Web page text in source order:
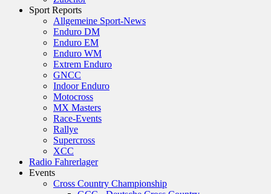
Sport Reports
Allgemeine Sport-News
Enduro DM
Enduro EM
Enduro WM
Extrem Enduro
GNCC
Indoor Enduro
Motocross
MX Masters
Race-Events
Rallye
Supercross
XCC
Radio Fahrerlager
Events
Cross Country Championship